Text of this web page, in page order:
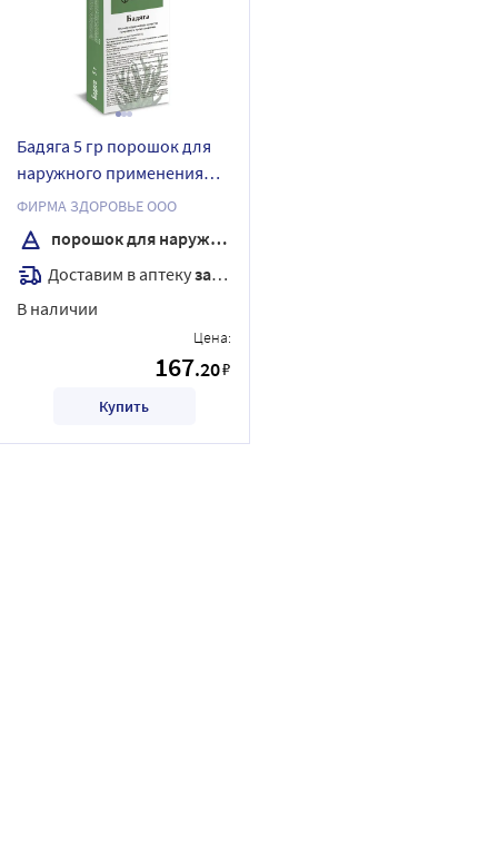
Бадяга 5 гр порошок для
наружного применения
пакет
ФИРМА ЗДОРОВЬЕ ООО
порошок для наружного применения
Доставим в аптекузавтра
В наличии
Цена:
167.20₽
Купить